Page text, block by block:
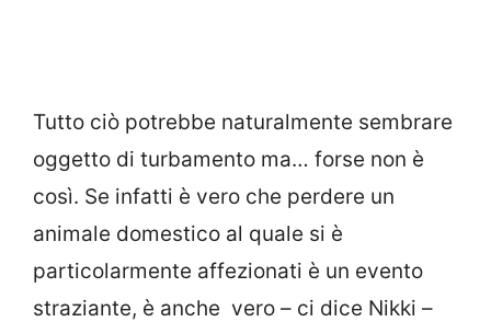
Tutto ciò potrebbe naturalmente sembrare
oggetto di turbamento ma… forse non è
così. Se infatti è vero che perdere un
animale domestico al quale si è
particolarmente affezionati è un evento
straziante, è anche vero – ci dice Nikki –